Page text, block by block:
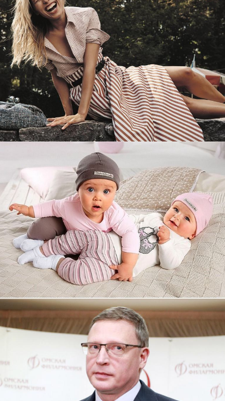
Имиджевый сайт для сети магазинов
Soho Project
Смотреть проект
Увеличили выручку интернет-
магазину topdatop.ru на 25%!
Смотреть проект
Сайт кандидата в губернаторы
Буркова Александра Леонидовича